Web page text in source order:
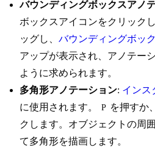
バウンディングボックスアノ
ボックスアイコンをクリック
ッグし、 バウンディングボッ
アップが表示され、アノテー
ように求められます。
多角形アノテーション: インス
に使用されます。
P を押すか
クします。オブジェクトの周
て多角形を描画します。